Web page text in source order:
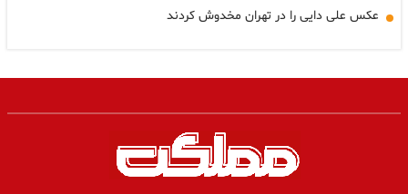
عکس علی دایی را در تهران مخدوش کردند